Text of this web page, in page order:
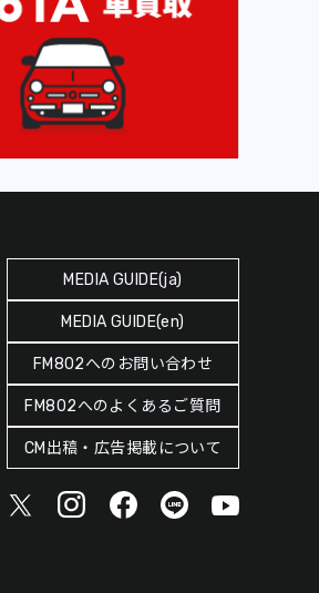
MEDIA GUIDE(ja)
MEDIA GUIDE(en)
FM802へのお問い合わせ
FM802へのよくあるご質問
CM出稿・広告掲載について